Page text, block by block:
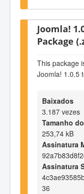
Joomla!
Package
This package
Joomla! 1.0.5
Baixados
3.187 vezes
Tamanho
253,74 kB
Assinatura
Assinatura
36